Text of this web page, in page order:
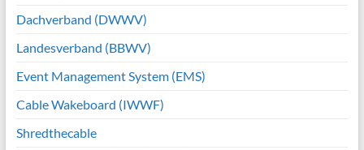
Dachverband (DWWV)
Landesverband (BBWV)
Event Management System (EMS)
Cable Wakeboard (IWWF)
Shredthecable